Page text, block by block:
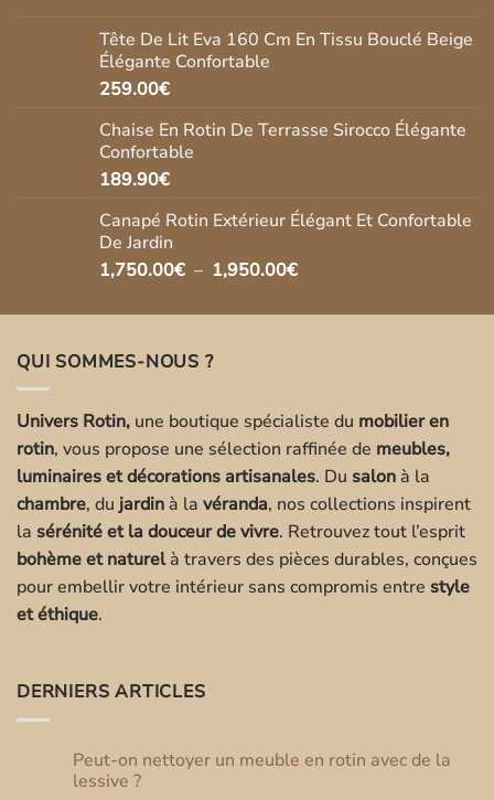
était :
269.90€.
est :
237.00€.
Tête De Lit Eva 160 Cm En Tissu Bouclé Beige
Élégante Confortable
259.00€
Chaise En Rotin De Terrasse Sirocco Élégante
Confortable
189.90€
Canapé Rotin Extérieur Élégant Et Confortable
De Jardin
1,750.00€ – 1,950.00€Plage
prix :
QUI SOMMES-NOUS ?
Univers Rotin, une boutique spécialiste du mobilier en
rotin, vous propose une sélection raffinée de meubles,
luminaires et décorations artisanales. Du salon à la
chambre, du jardin à la véranda, nos collections inspirent
la sérénité et la douceur de vivre. Retrouvez tout l’esprit
bohème et naturelà travers des pièces durables, conçues
pour embellir votre intérieur sans compromis entre style
et éthique.
DERNIERS ARTICLES
Peut-on nettoyer un meuble en rotin avec de la
lessive ?